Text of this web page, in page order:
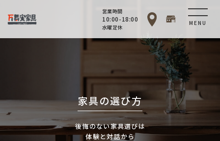
営業時間
10:00-18:00
水曜定休
MENU
家具の選び方
後悔のない家具選びは
体験と対話から